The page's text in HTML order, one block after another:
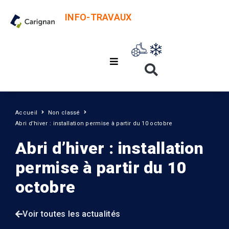
INFO-TRAVAUX
Accueil
Non classé
Abri d’hiver : installation permise à partir du 10 octobre
Abri d’hiver : installation
permise à partir du 10
octobre
Voir toutes les actualités